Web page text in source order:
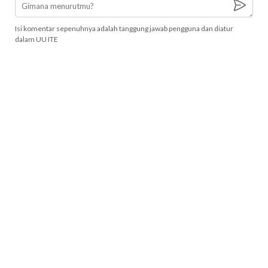
Isi komentar sepenuhnya adalah tanggung jawab pengguna dan diatur
dalam UU ITE